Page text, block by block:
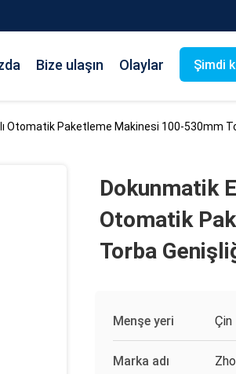
Bize ulaşın Olaylar Şimdi
Otomatik Paketleme Makinesi 100-530mm
Dokunmatik
Otomatik
Torba
Menşe yeri Çin
Marka adı